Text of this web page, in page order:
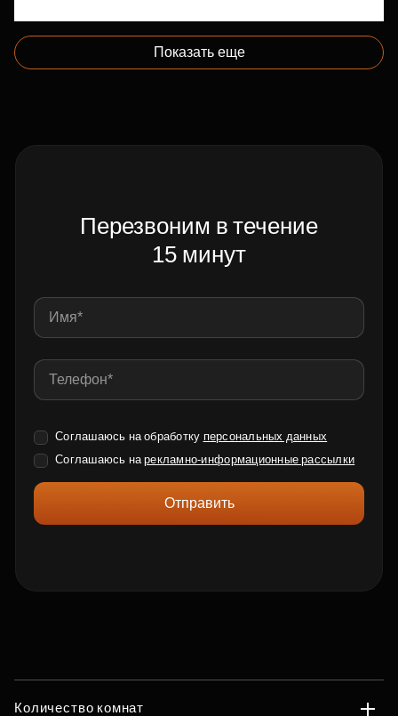
Показать еще
Перезвоним в течение
15 минут
Соглашаюсь на обработку персональных данных
Соглашаюсь нарекламно-информационные рассылки
Отправить
Количество комнат